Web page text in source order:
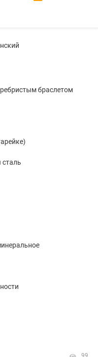
браслетом
99